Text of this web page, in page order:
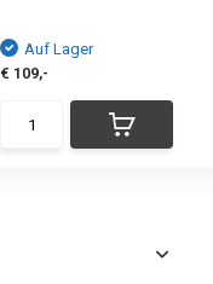
Auf Lager
€ 109,-